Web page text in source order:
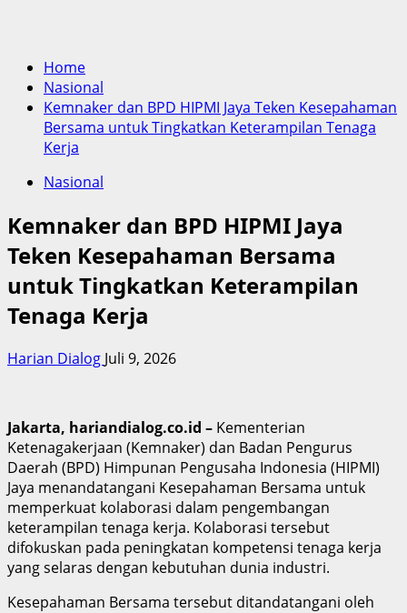
Home
Nasional
Kemnaker dan BPD HIPMI Jaya Teken Kesepahaman
Bersama untuk Tingkatkan Keterampilan Tenaga
Kerja
Nasional
Kemnaker dan BPD HIPMI Jaya
Teken Kesepahaman Bersama
untuk Tingkatkan Keterampilan
Tenaga Kerja
Harian Dialog Juli 9, 2026
Jakarta, hariandialog.co.id – Kementerian
Ketenagakerjaan (Kemnaker) dan Badan Pengurus
Daerah (BPD) Himpunan Pengusaha Indonesia (HIPMI)
Jaya menandatangani Kesepahaman Bersama untuk
memperkuat kolaborasi dalam pengembangan
keterampilan tenaga kerja. Kolaborasi tersebut
difokuskan pada peningkatan kompetensi tenaga kerja
yang selaras dengan kebutuhan dunia industri.
Kesepahaman Bersama tersebut ditandatangani oleh